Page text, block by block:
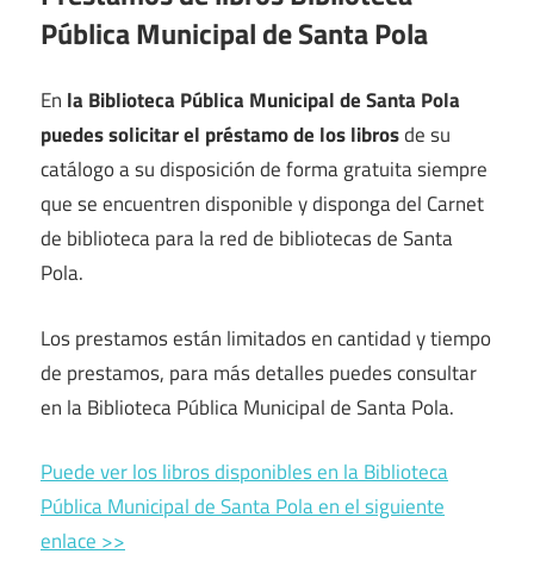
Pública Municipal de Santa Pola
En la Biblioteca Pública Municipal de Santa Pola
puedes solicitar el préstamo de los librosde su
catálogo a su disposición de forma gratuita siempre
que se encuentren disponible y disponga del Carnet
de biblioteca para la red de bibliotecas de Santa
Pola.
Los prestamos están limitados en cantidad y tiempo
de prestamos, para más detalles puedes consultar
en la Biblioteca Pública Municipal de Santa Pola.
Puede ver los libros disponibles en la Biblioteca
Pública Municipal de Santa Pola en el siguiente
enlace >>